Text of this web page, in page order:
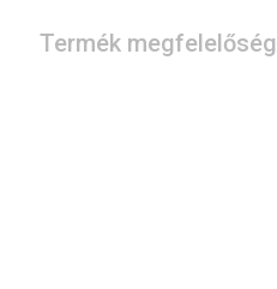
Termék megfelelőség